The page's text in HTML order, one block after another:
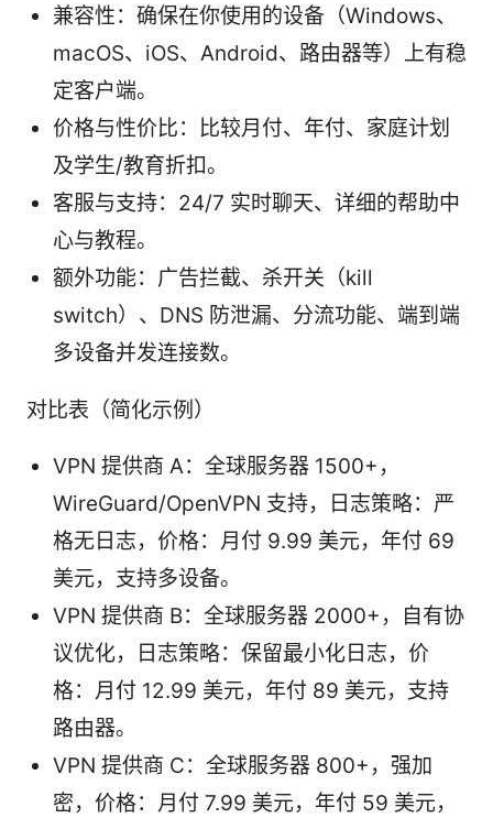
兼容性：确保在你使用的设备（Windows、
macOS、iOS、Android、路由器等）上有稳
定客户端。
价格与性价比：比较月付、年付、家庭计划
及学生/教育折扣。
客服与支持：24/7 实时聊天、详细的帮助中
心与教程。
额外功能：广告拦截、杀开关（kill
switch）、DNS 防泄漏、分流功能、端到端
多设备并发连接数。
对比表（简化示例）
VPN 提供商 A：全球服务器 1500+，
WireGuard/OpenVPN 支持，日志策略：严
格无日志，价格：月付 9.99 美元，年付 69
美元，支持多设备。
VPN 提供商 B：全球服务器 2000+，自有协
议优化，日志策略：保留最小化日志，价
格：月付 12.99 美元，年付 89 美元，支持
路由器。
VPN 提供商 C：全球服务器 800+，强加
密，价格：月付 7.99 美元，年付 59 美元，